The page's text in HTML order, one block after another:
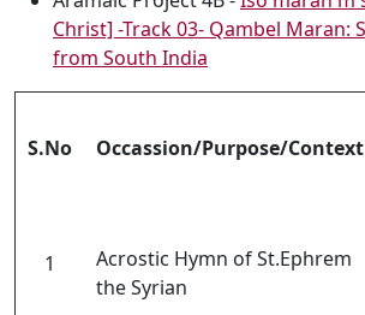
Christ] -Track 03- Qambel Maran:
from South India
S.No Occassion/Purpose/Context
1
Acrostic Hymn of St.Ephrem
the Syrian